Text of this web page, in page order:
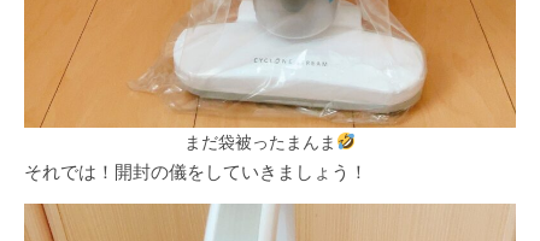
まだ袋被ったまんま
それでは！開封の儀をしていきましょう！